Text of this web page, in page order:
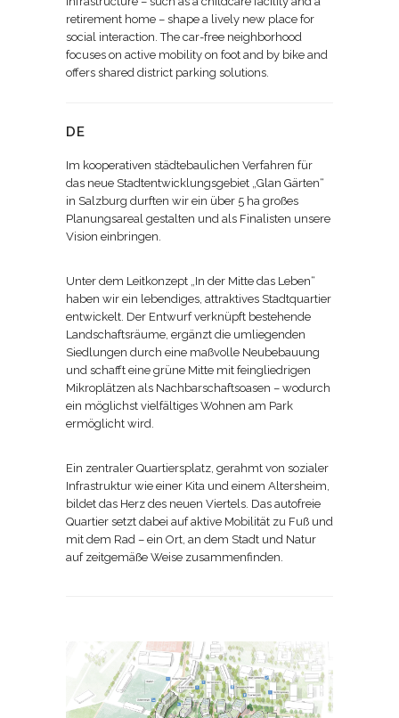
retirement home – shape a lively new place for
social interaction. The car-free neighborhood
focuses on active mobility on foot and by bike and
offers shared district parking solutions.
DE
Im kooperativen städtebaulichen Verfahren für
das neue Stadtentwicklungsgebiet „Glan Gärten“
in Salzburg durften wir ein über 5 ha großes
Planungsareal gestalten und als Finalisten unsere
Vision einbringen.
Unter dem Leitkonzept „In der Mitte das Leben“
haben wir ein lebendiges, attraktives Stadtquartier
entwickelt. Der Entwurf verknüpft bestehende
Landschaftsräume, ergänzt die umliegenden
Siedlungen durch eine maßvolle Neubebauung
und schafft eine grüne Mitte mit feingliedrigen
Mikroplätzen als Nachbarschaftsoasen – wodurch
ein möglichst vielfältiges Wohnen am Park
ermöglicht wird.
Ein zentraler Quartiersplatz, gerahmt von sozialer
Infrastruktur wie einer Kita und einem Altersheim,
bildet das Herz des neuen Viertels. Das autofreie
Quartier setzt dabei auf aktive Mobilität zu Fuß und
mit dem Rad – ein Ort, an dem Stadt und Natur
auf zeitgemäße Weise zusammenfinden.